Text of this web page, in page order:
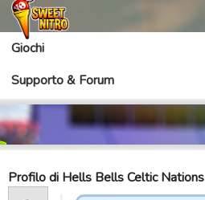
Giochi
Supporto & Forum
Profilo di Hells Bells Celtic Nations